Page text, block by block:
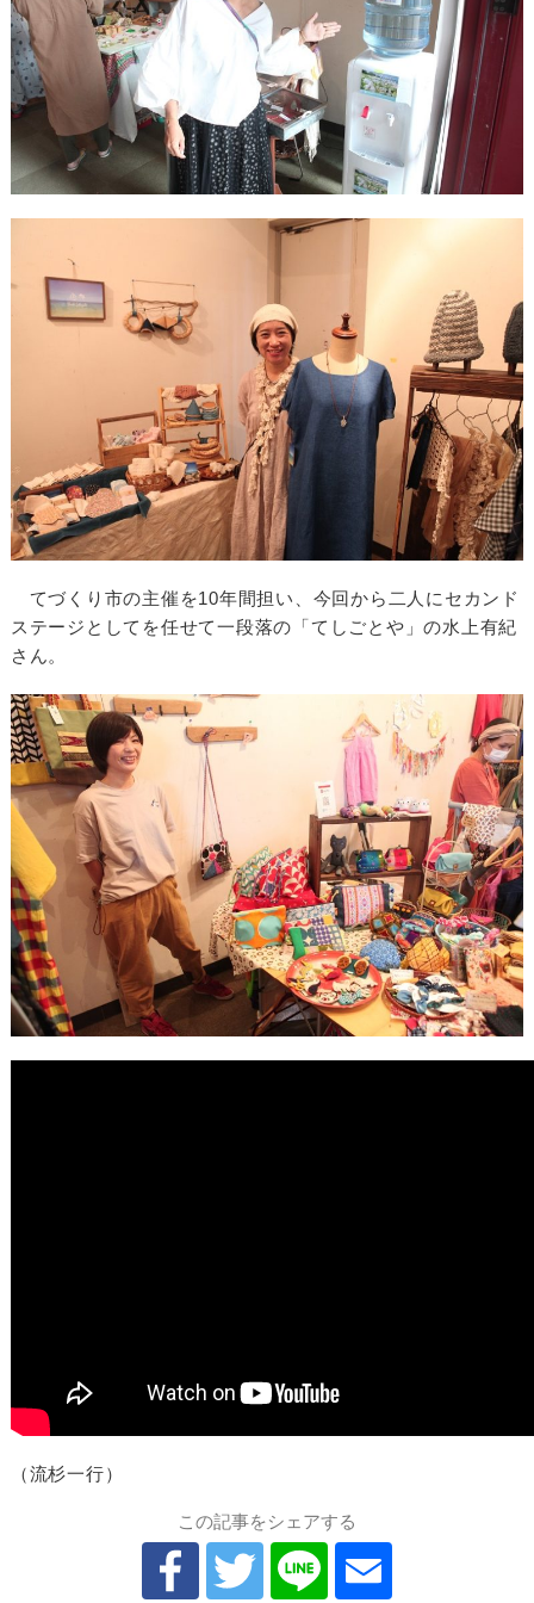
てづくり市の主催を10年間担い、今回から二人にセカンド
ステージとしてを任せて一段落の「てしごとや」の水上有紀
さん。
（流杉一行）
この記事をシェアする